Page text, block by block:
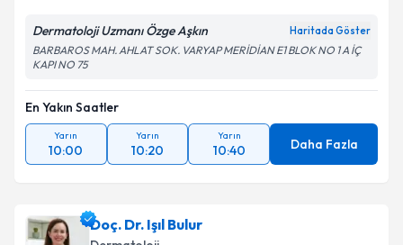
E-posta Adresiniz
Kişisel verilerimin işlenmesine ilişkin
Metni'ni okudum ve kişisel verilerimin belirtilen
kapsamda işlenmesini kabul ediyorum.
Dermatoloji Uzmanı Özge Aşkın Haritada Göster
BARBAROS MAH. AHLAT SOK. VARYAP MERİDİAN E1 BLOK NO 1 A İÇ
KAPI NO 75
En Yakın Saatler
Yarın
10:00
Yarın
10:20
Yarın
10:40 Daha Fazla
Doç. Dr. Işıl Bulur